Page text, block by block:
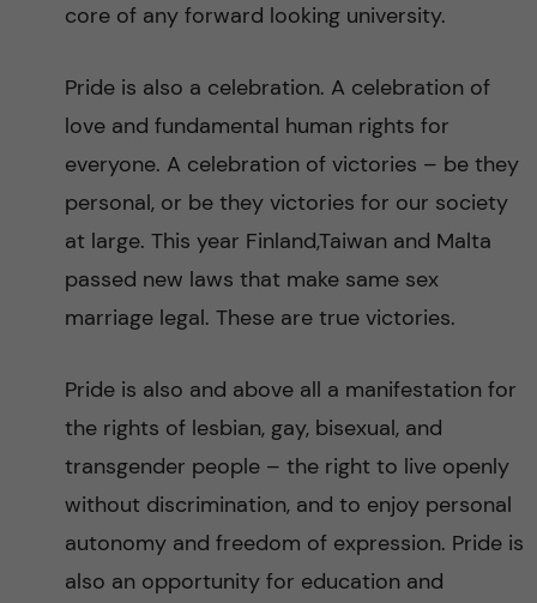
core of any forward looking university.
Pride is also a celebration. A celebration of
love and fundamental human rights for
everyone. A celebration of victories – be they
personal, or be they victories for our society
at large. This year Finland,Taiwan and Malta
passed new laws that make same sex
marriage legal. These are true victories.
Pride is also and above all a manifestation for
the rights of lesbian, gay, bisexual, and
transgender people – the right to live openly
without discrimination, and to enjoy personal
autonomy and freedom of expression. Pride is
also an opportunity for education and